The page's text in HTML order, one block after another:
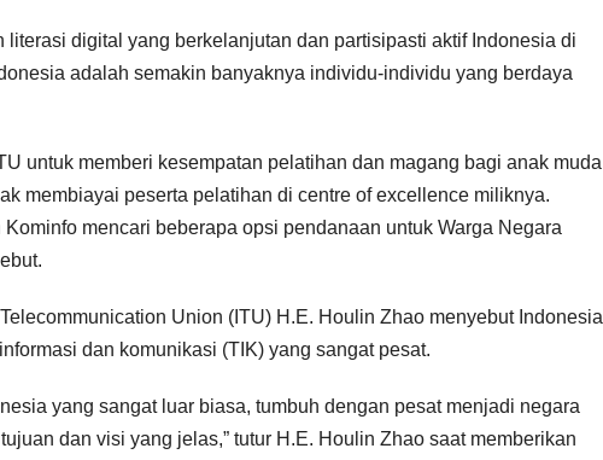
digital yang berkelanjutan dan partisipasti aktif Indonesia di
adalah semakin banyaknya individu-individu yang berdaya
untuk memberi kesempatan pelatihan dan magang bagi anak muda
membiayai peserta pelatihan di centre of excellence miliknya.
mencari beberapa opsi pendanaan untuk Warga Negara
Union (ITU) H.E. Houlin Zhao menyebut Indonesia
dan komunikasi (TIK) yang sangat pesat.
yang sangat luar biasa, tumbuh dengan pesat menjadi negara
dan visi yang jelas,” tutur H.E. Houlin Zhao saat memberikan